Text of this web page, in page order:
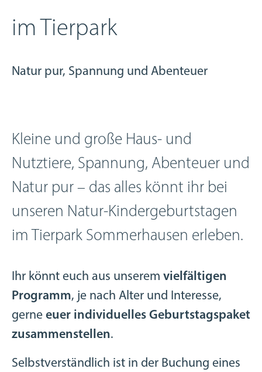
im Tierpark
Natur pur, Spannung und Abenteuer
Kleine und große Haus- und
Nutztiere, Spannung, Abenteuer und
Natur pur – das alles könnt ihr bei
unseren Natur-Kindergeburtstagen
im Tierpark Sommerhausen erleben.
Ihr könnt euch aus unserem vielfältigen
Programm, je nach Alter und Interesse,
gerne euer individuelles Geburtstagspaket
zusammenstellen.
Selbstverständlich ist in der Buchung eines